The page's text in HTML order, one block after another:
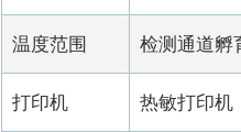
温度范围 检测通道
打印机 热敏打印机